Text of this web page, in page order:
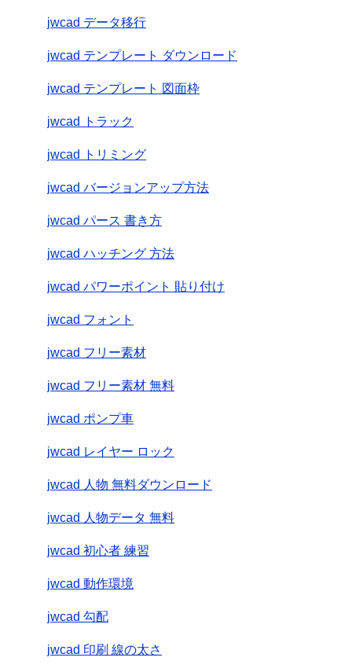
jwcad データ移行
jwcad テンプレート ダウンロード
jwcad テンプレート 図面枠
jwcad トラック
jwcad トリミング
jwcad バージョンアップ方法
jwcad パース 書き方
jwcad ハッチング 方法
jwcad パワーポイント 貼り付け
jwcad フォント
jwcad フリー素材
jwcad フリー素材 無料
jwcad ポンプ車
jwcad レイヤー ロック
jwcad 人物 無料ダウンロード
jwcad 人物データ 無料
jwcad 初心者 練習
jwcad 動作環境
jwcad 勾配
jwcad 印刷 線の太さ